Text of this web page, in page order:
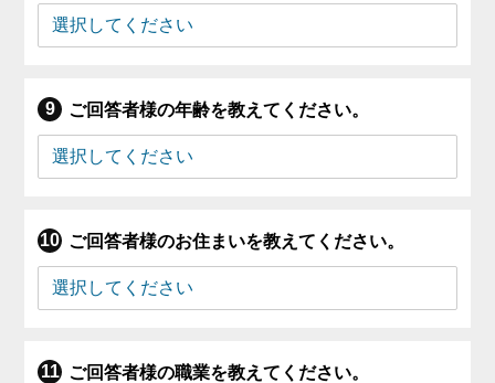
ご回答者様の年齢を教えてください。
ご回答者様のお住まいを教えてください。
ご回答者様の職業を教えてください。